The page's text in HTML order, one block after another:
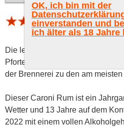
1 Bewertung
Die legendäre Rumbrennerei
Pforten. Seitdem gehören die
der Brennerei zu den am
Dieser Caroni Rum ist ein
Wetter und 13 Jahre auf dem
2022 mit einem vollen
OK, ich bin mit der
einverstanden und
ich älter als 18 Jahre